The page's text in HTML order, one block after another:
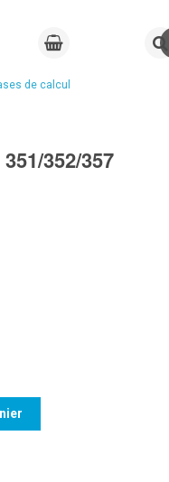
de calcul
352/357